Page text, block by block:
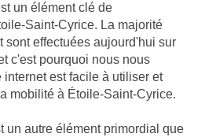
un élément clé de
Saint-Cyrice. La majorité
sont effectuées aujourd'hui sur
c'est pourquoi nous nous
est facile à utiliser et
mobilité à Étoile-Saint-Cyrice.
un autre élément primordial que